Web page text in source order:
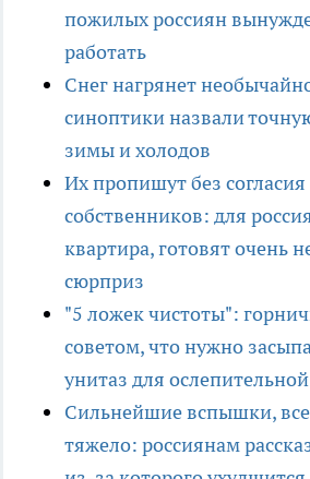
пожилых россиян
работать
Снег нагрянет
синоптики назвали
зимы и холодов
Их пропишут без
собственников: для
квартира, готовят очень
сюрприз
"5 ложек чистоты":
советом, что нужно
унитаз для
Сильнейшие вспышки,
тяжело: россиянам